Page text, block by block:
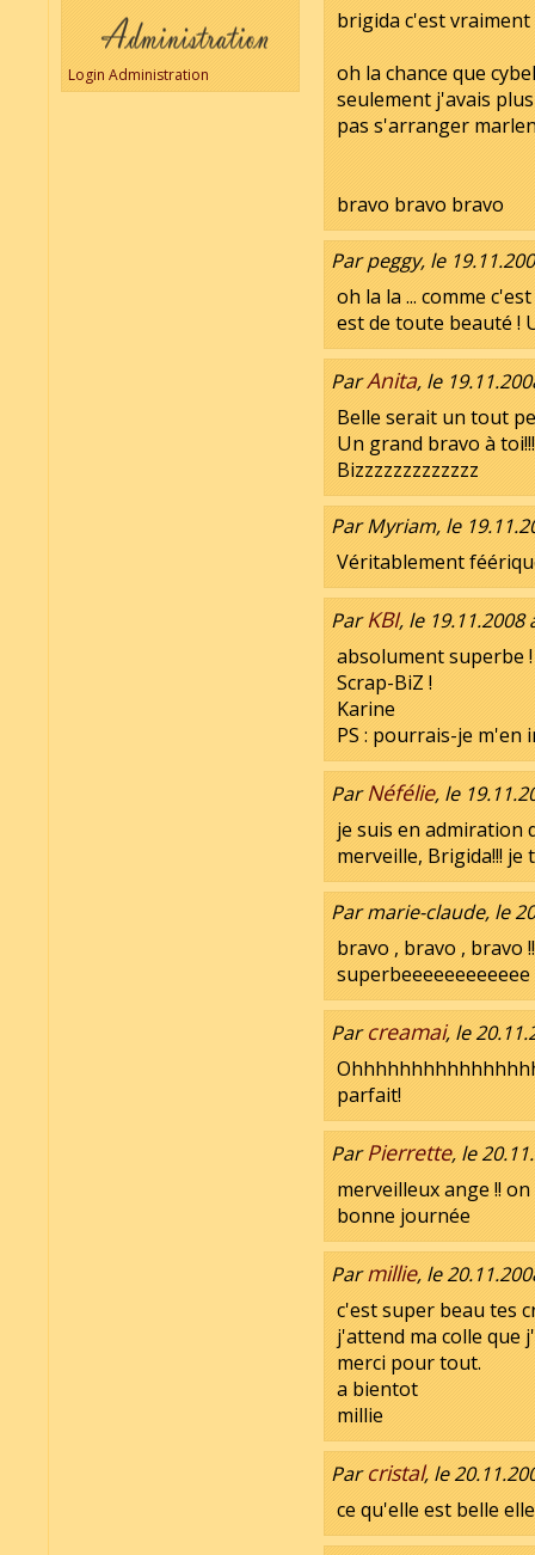
Login Administration
brigida c'est vraiment
oh la chance que
seulement j'avais
pas s'arranger
bravo bravo bravo
Par peggy, le
oh la la ... comme
est de toute beauté !
ParAnita, le
Belle serait un tout
Un grand bravo à
Bizzzzzzzzzzzzz
Par Myriam, le
Véritablement
ParKBI, le 19.11.2008
absolument superbe
Scrap-BiZ !
Karine
PS : pourrais-je m'en
ParNéfélie, le
je suis en admiration
merveille, Brigida!!! je
Par marie-claude, le
bravo , bravo , bravo
superbeeeeeeeeeeee
Parcreamai, le
parfait!
ParPierrette, le
merveilleux ange !!
bonne journée
Parmillie, le
c'est super beau tes
j'attend ma colle que
merci pour tout.
a bientot
millie
Parcristal, le
ce qu'elle est belle